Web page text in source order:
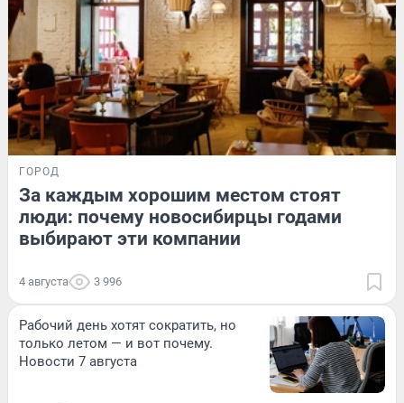
ГОРОД
За каждым хорошим местом стоят
люди: почему новосибирцы годами
выбирают эти компании
4 августа 3 996
Рабочий день хотят сократить, но
только летом — и вот почему.
Новости 7 августа